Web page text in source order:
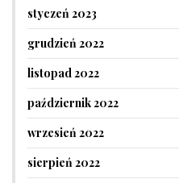
styczeń 2023
grudzień 2022
listopad 2022
październik 2022
wrzesień 2022
sierpień 2022